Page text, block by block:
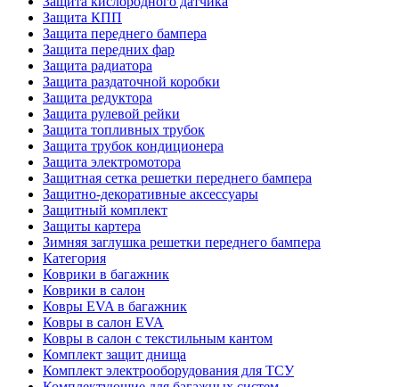
Защита КПП
Защита переднего бампера
Защита передних фар
Защита радиатора
Защита раздаточной коробки
Защита редуктора
Защита рулевой рейки
Защита топливных трубок
Защита трубок кондиционера
Защита электромотора
Защитная сетка решетки переднего бампера
Защитно-декоративные аксессуары
Защитный комплект
Защиты картера
Зимняя заглушка решетки переднего бампера
Категория
Коврики в багажник
Коврики в салон
Ковры EVA в багажник
Ковры в салон EVA
Ковры в салон с текстильным кантом
Комплект защит днища
Комплект электрооборудования для ТСУ